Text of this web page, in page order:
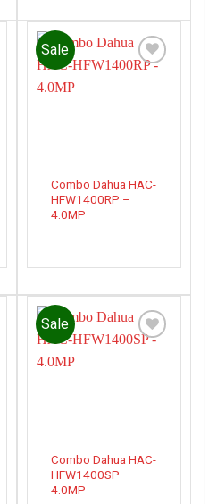
Sale
Combo Dahua HAC-
HFW1400RP –
4.0MP
Sale
Combo Dahua HAC-
HFW1400SP –
4.0MP